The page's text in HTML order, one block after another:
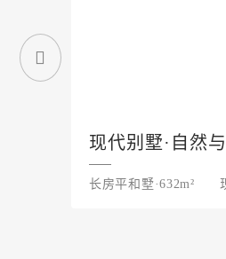
现代别墅·自然
长房平和墅·632m²